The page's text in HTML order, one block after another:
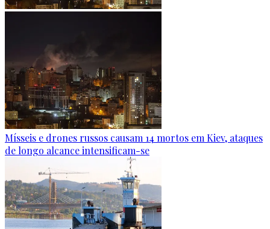
Mísseis e drones russos causam 14 mortos em Kiev, ataques
de longo alcance intensificam-se